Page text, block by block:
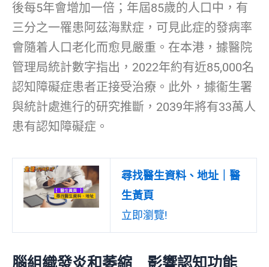
後每5年會增加一倍；年屆85歲的人口中，有
三分之一罹患阿茲海默症，可見此症的發病率
會隨着人口老化而愈見嚴重。在本港，據醫院
管理局統計數字指出，2022年約有近85,000名
認知障礙症患者正接受治療。此外，據衞生署
與統計處進行的研究推斷，2039年將有33萬人
患有認知障礙症。
尋找醫生資料、地址｜醫
生黃頁
立即瀏覽!
腦組織發炎和萎縮 影響認知功能